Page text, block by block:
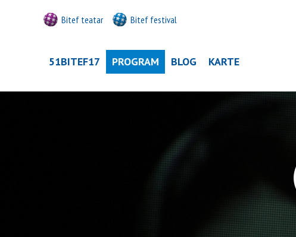
Bitef teatar Bitef festival
51BITEF17 PROGRAM BLOG KARTE